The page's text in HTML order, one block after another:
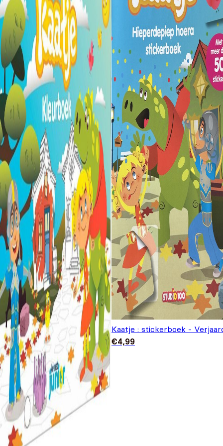
Kaatje : stickerboek -
€4,99